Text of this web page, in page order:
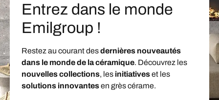
Entrez dans le monde
Emilgroup !
Restez au courant desdernières nouveautés
dans le monde de la céramique. Découvrez les
nouvelles collections, les initiativeset les
solutions innovantesen grès cérame.